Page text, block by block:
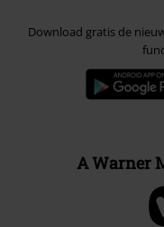
Download gratis de
A Warner